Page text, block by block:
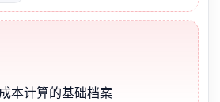
本计算的基础档案